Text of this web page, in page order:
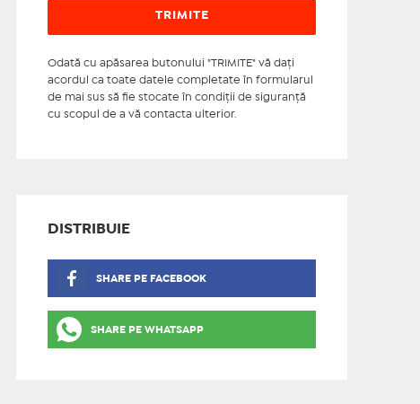
Odată cu apăsarea butonului "TRIMITE" vă daţi
acordul ca toate datele completate în formularul
de mai sus să fie stocate în condiţii de siguranţă
cu scopul de a vă contacta ulterior.
DISTRIBUIE
SHARE PE FACEBOOK
SHARE PE WHATSAPP